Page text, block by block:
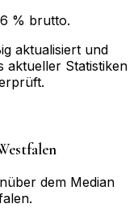
% brutto.
aktualisiert und
aktueller Statistiken
dem Median
.